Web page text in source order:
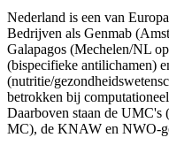
Nederland is een van
Bedrijven als Genmab
Galapagos (Mechelen/NL
(bispecifieke antilichamen)
(nutritie/
betrokken bij
Daarboven staan de
MC), de KNAW en NWO-